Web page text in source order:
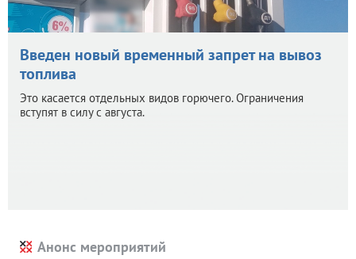
Введен новый временный запрет на вывоз
топлива
Это касается отдельных видов горючего. Ограничения
вступят в силу с августа.
Анонс мероприятий